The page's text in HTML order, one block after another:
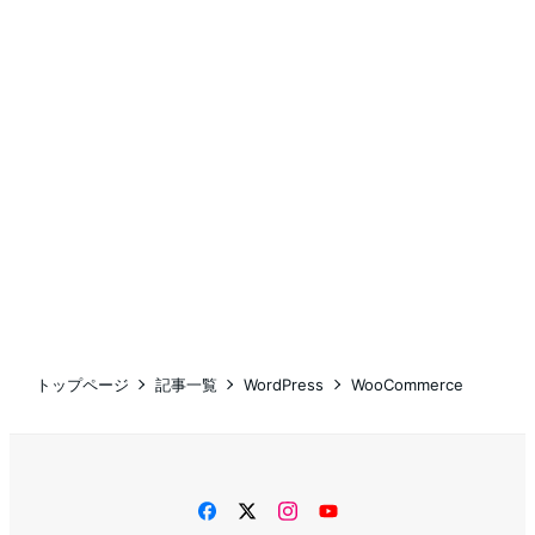
トップページ 記事一覧 WordPress WooCommerce
facebooktwitterinstagram
YouTube